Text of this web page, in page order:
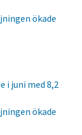
ökade
i juni med 8,2
ökade